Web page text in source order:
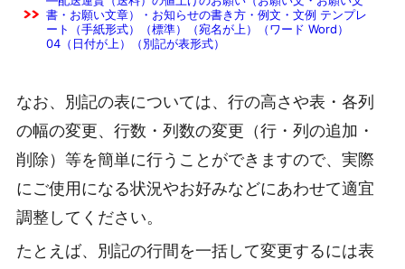
書・お願い文章）・お知らせの書き方・例文・文例 テンプレ
ート（手紙形式）（標準）（宛名が上）（ワード Word）
04（日付が上）（別記が表形式）
なお、別記の表については、行の高さや表・各列
の幅の変更、行数・列数の変更（行・列の追加・
削除）等を簡単に行うことができますので、実際
にご使用になる状況やお好みなどにあわせて適宜
調整してください。
たとえば、別記の行間を一括して変更するには表